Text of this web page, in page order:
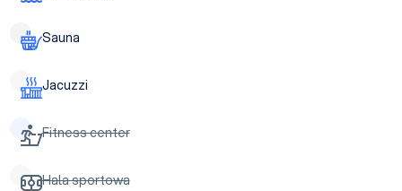
Sauna
Jacuzzi
Fitness center
Hala sportowa